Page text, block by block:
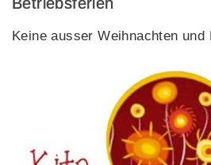
Keine ausser Weihnachten und